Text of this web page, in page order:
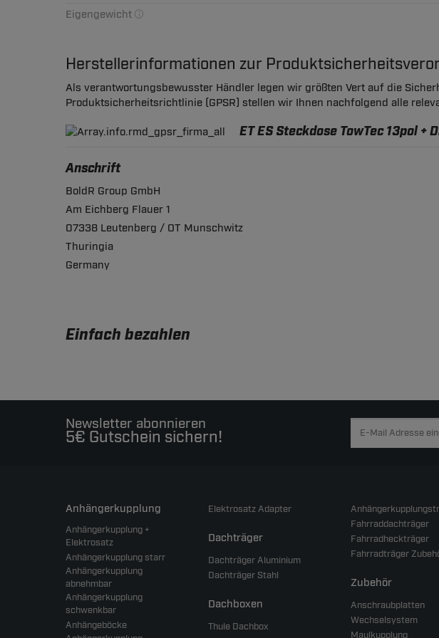
Eigengewicht
Herstellerinformationen zur
Als verantwortungsbewusster Händler legen wir größten Vert auf die
Produktsicherheitsrichtlinie (GPSR) stellen wir Ihnen nachfolgend alle
ET ES Steckdose TowTec 13pol +
Anschrift
BoldR Group GmbH
Am Eichberg Flauer 1
07338 Leutenberg / OT Munschwitz
Thuringia
Germany
Einfach bezahlen
Newsletter abonnieren
5€ Gutschein sichern!
Anhängerkupplung
Anhängerkupplung +
Elektrosatz
Anhängerkupplung starr
Anhängerkupplung
abnehmbar
Anhängerkupplung
schwenkbar
Anhängeböcke
Elektrosatz Adapter
Dachträger
Dachträger Aluminium
Dachträger Stahl
Dachboxen
Thule Dachbox
Fahrraddachträger
Fahrradheckträger
Fahrradträger
Zubehör
Anschraubplatten
Wechselsystem
Maulkupplung